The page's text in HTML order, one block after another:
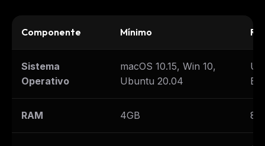
Componente Mínimo
Sistema
Operativo
macOS 10.15, Win 10,
Ubuntu 20.04
RAM 4GB